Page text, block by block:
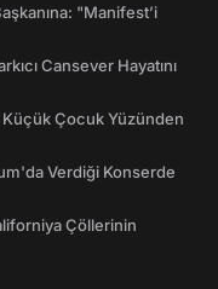
"Manifest’i
Cansever Hayatını
Küçük Çocuk Yüzünden
Verdiği Konserde
Çöllerinin